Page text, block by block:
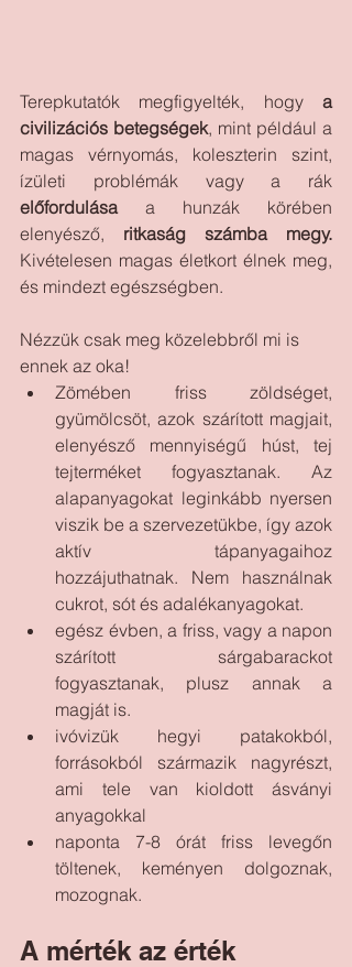
Terepkutatók megfigyelték, hogy a
civilizációs betegségek, mint például a
magas vérnyomás, koleszterin szint,
előfordulása a hunzák körében
elenyésző, ritkaság számba megy.
Kivételesen magas életkort élnek meg,
és mindezt egészségben.
Nézzük csak meg közelebbről mi is
ennek az oka!
Zömében friss zöldséget,
gyümölcsöt, azok szárított magjait,
elenyésző mennyiségű húst, tej
tejterméket fogyasztanak. Az
alapanyagokat leginkább nyersen
viszik be a szervezetükbe, így azok
aktív tápanyagaihoz
hozzájuthatnak. Nem használnak
cukrot, sót és adalékanyagokat.
egész évben, a friss, vagy a napon
szárított sárgabarackot
fogyasztanak, plusz annak a
magját is.
ivóvizük hegyi patakokból,
forrásokból származik nagyrészt,
ami tele van kioldott ásványi
anyagokkal
naponta 7-8 órát friss levegőn
töltenek, keményen dolgoznak,
mozognak.
A mérték az érték